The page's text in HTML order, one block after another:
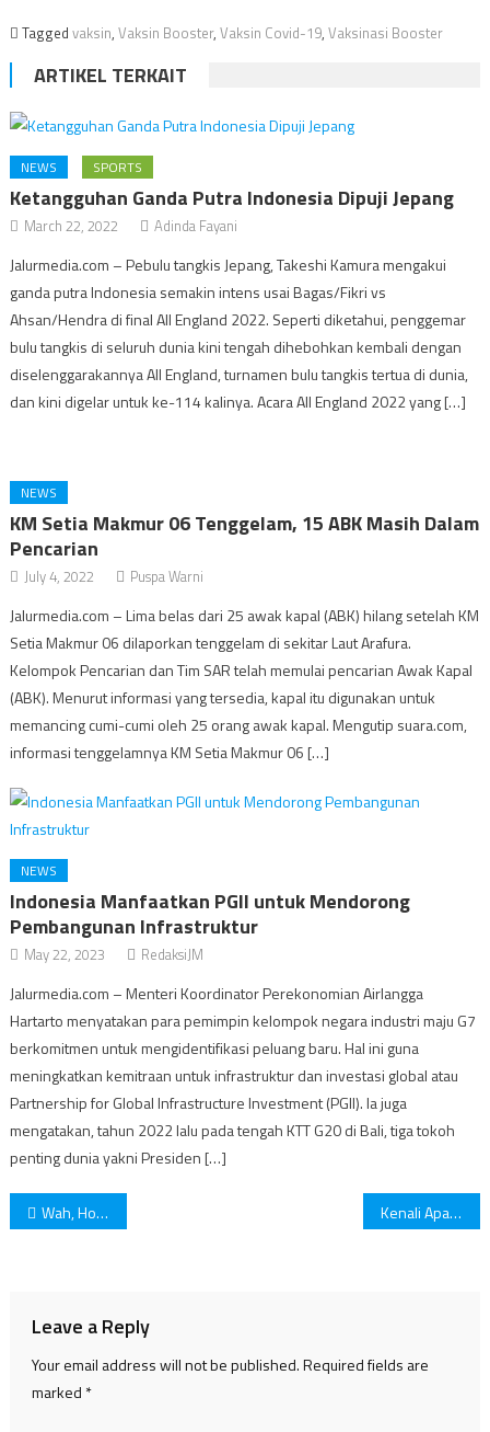
Tagged vaksin, Vaksin Booster, Vaksin Covid-19, Vaksinasi Booster
ARTIKEL TERKAIT
NEWS SPORTS
Ketangguhan Ganda Putra Indonesia Dipuji Jepang
March 22, 2022 Adinda Fayani
Jalurmedia.com – Pebulu tangkis Jepang, Takeshi Kamura mengakui
ganda putra Indonesia semakin intens usai Bagas/Fikri vs
Ahsan/Hendra di final All England 2022. Seperti diketahui, penggemar
bulu tangkis di seluruh dunia kini tengah dihebohkan kembali dengan
diselenggarakannya All England, turnamen bulu tangkis tertua di dunia,
dan kini digelar untuk ke-114 kalinya. Acara All England 2022 yang […]
NEWS
KM Setia Makmur 06 Tenggelam, 15 ABK Masih Dalam
Pencarian
July 4, 2022 Puspa Warni
Jalurmedia.com – Lima belas dari 25 awak kapal (ABK) hilang setelah KM
Setia Makmur 06 dilaporkan tenggelam di sekitar Laut Arafura.
Kelompok Pencarian dan Tim SAR telah memulai pencarian Awak Kapal
(ABK). Menurut informasi yang tersedia, kapal itu digunakan untuk
memancing cumi-cumi oleh 25 orang awak kapal. Mengutip suara.com,
informasi tenggelamnya KM Setia Makmur 06 […]
NEWS
Indonesia Manfaatkan PGII untuk Mendorong
Pembangunan Infrastruktur
May 22, 2023 RedaksiJM
Jalurmedia.com – Menteri Koordinator Perekonomian Airlangga
Hartarto menyatakan para pemimpin kelompok negara industri maju G7
berkomitmen untuk mengidentifikasi peluang baru. Hal ini guna
meningkatkan kemitraan untuk infrastruktur dan investasi global atau
Partnership for Global Infrastructure Investment (PGII). Ia juga
mengatakan, tahun 2022 lalu pada tengah KTT G20 di Bali, tiga tokoh
penting dunia yakni Presiden […]
Post
Wah, Hotel-Hotel di New York Ini Penuh Sejarah dan Pesona! Kenali Apa Itu Self-Sabotage Yang Berkedok Self-Love
Leave a Reply
Your email address will not be published.Required fields are
marked *